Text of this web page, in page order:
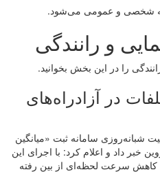
شخصی و عمومی می‌شود.
و رانندگی
را در این بخش بخوانید.
در آزادراه‌های
شبانه‌روزی سامانه ثبت «میانگین
داد و اعلام کرد: با اجرای این
کاهش سرعت لحظه‌ای از بین رفته